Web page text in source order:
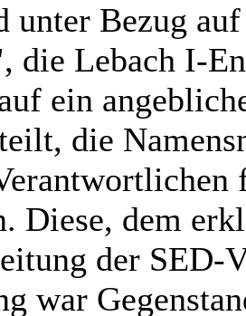
unter Bezug
die Lebach I-
ein
die
Diese, dem
der SED-
war